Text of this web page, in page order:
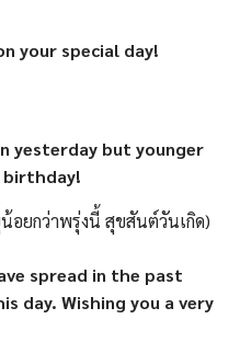
your special day!
yesterday but younger
อยกว่าพรุ่งนี้ สุขสันต์วันเกิด)
spread in the past
day. Wishing you a very